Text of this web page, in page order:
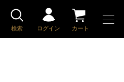
検索 ログイン カート